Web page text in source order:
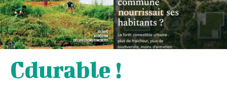
Cdurable !